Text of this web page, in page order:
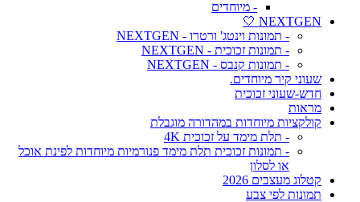
- מיוחדים
NEXTGEN 🤍
- תמונות וינטג' ורטרו - NEXTGEN
- תמונות זכוכית - NEXTGEN
- תמונות קנבס - NEXTGEN
שעוני קיר מיוחדים.
חדש-שעוני זכוכית
מראות
קולקציות מיוחדות במהדורה מוגבלת
- תלת מימד על זכוכית 4K
- תמונות זכוכית תלת מימד פנורמיות מיוחדות לפינת אוכל
או לסלון
קטלוג מעצבים 2026
תמונות לפי צבע